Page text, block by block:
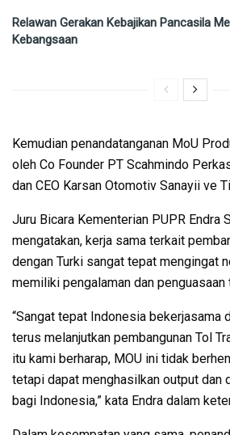
Relawan Gerakan Kebajikan Pancasila
Kebangsaan
Kemudian penandatanganan MoU
oleh Co Founder PT Scahmindo
dan CEO Karsan Otomotiv Sanayii ve
Juru Bicara Kementerian PUPR Endra
mengatakan, kerja sama terkait
dengan Turki sangat tepat mengingat
memiliki pengalaman dan
“Sangat tepat Indonesia bekerjasama
terus melanjutkan pembangunan Tol
itu kami berharap, MOU ini tidak
tetapi dapat menghasilkan output dan
bagi Indonesia,” kata Endra dalam